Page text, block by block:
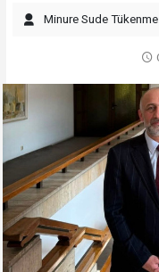
Minure Sude